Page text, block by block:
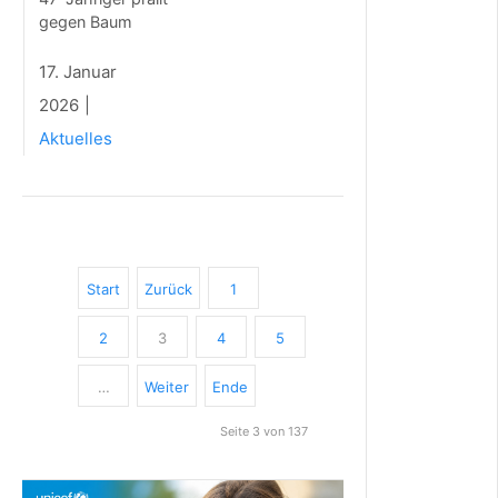
gegen Baum
17. Januar
2026
Aktuelles
Start Zurück 1
2 3 4 5
… Weiter Ende
Seite 3 von 137